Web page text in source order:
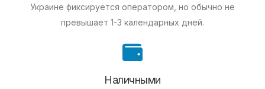
Украине фиксируется оператором, но обычно не
превышает 1-3 календарных дней.
Наличными